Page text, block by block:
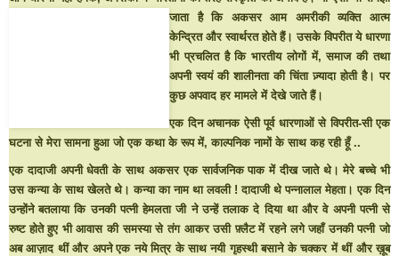
जाता है कि अकसर आम अमरीकी व्यक्ति आत्म
केन्द्रित और स्वार्थरत होते हैं। उसके विपरीत ये धारणा
भी प्रचलित है कि भारतीय लोगों में, समाज की तथा
अपनी स्वयं की शालीनता की चिंता ज़्यादा होती है। पर
कुछ अपवाद हर मामले में देखे जाते हैं।
एक दिन अचानक ऐसी पूर्व धारणाओं से विपरीत-सी एक
घटना से मेरा सामना हुआ जो एक कथा के रूप में, काल्पनिक नामों के साथ कह रही हूँ ..
एक दादाजी अपनी धेवती के साथ अकसर एक सार्वजनिक पाक में दीख जाते थे। मेरे बच्चे भी
उस कन्या के साथ खेलते थे। कन्या का नाम था लवली ! दादाजी थे पन्नालाल मेहता। एक दिन
उन्होंने बतलाया कि उनकी पत्नी हेमलता जी ने उन्हें तलाक दे दिया था और वे अपनी पत्नी से
रुष्ट होते हुए भी आवास की समस्या से तंग आकर उसी फ़्लैट में रहने लगे जहाँ उनकी पत्नी जो
अब आज़ाद थीं और अपने एक नये मित्र के साथ नयी गृहस्थी बसाने के चक्कर में थीं और ख़ूब